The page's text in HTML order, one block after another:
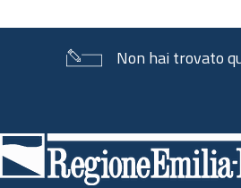
Non hai trovato
di
pagina